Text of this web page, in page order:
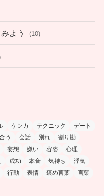
よう (10)
ケンカ テクニック
デート
う 会話 別れ
割り勘
妄想 嫌い 容姿
心理
成功 本音 気持ち
浮気
行動 表情 褒め言葉
言葉